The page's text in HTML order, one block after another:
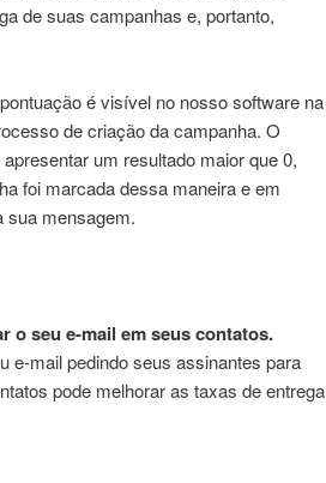
de suas campanhas e, portanto,
é visível no nosso software na
de criação da campanha. O
um resultado maior que 0,
foi marcada dessa maneira e em
sua mensagem.
o seu e-mail em seus contatos.
e-mail pedindo seus assinantes para
pode melhorar as taxas de entrega